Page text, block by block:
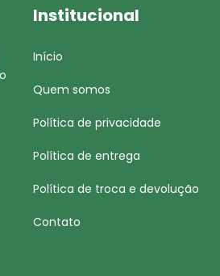
Institucional
Início
Quem somos
Política de privacidade
Política de entrega
Política de troca e devolução
Contato